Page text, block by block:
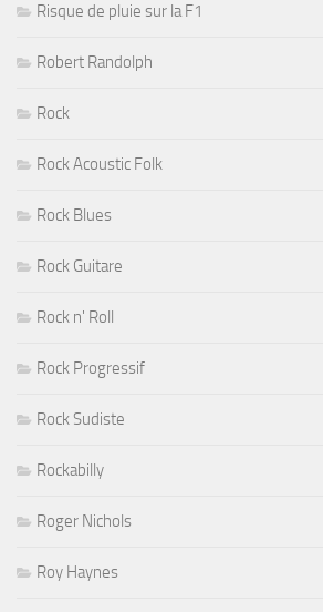
Risque de pluie sur la F1
Robert Randolph
Rock
Rock Acoustic Folk
Rock Blues
Rock Guitare
Rock n' Roll
Rock Progressif
Rock Sudiste
Rockabilly
Roger Nichols
Roy Haynes